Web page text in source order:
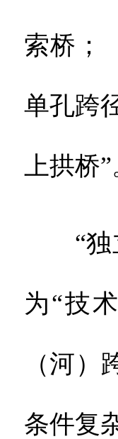
索桥；
单孔跨
上拱桥”
“独立
为“技
（河
条件复